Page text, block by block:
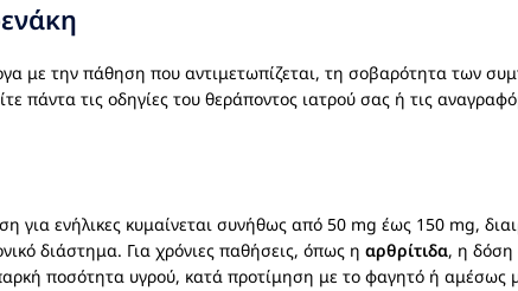
με την πάθηση που αντιμετωπίζεται, τη σοβαρότητα των
πάντα τις οδηγίες του θεράποντος ιατρού σας ή τις
για ενήλικες κυμαίνεται συνήθως από 50 mg έως 150 mg,
διάστημα. Για χρόνιες παθήσεις, όπως η αρθρίτιδα, η δόση
ποσότητα υγρού, κατά προτίμηση με το φαγητό ή αμέσως